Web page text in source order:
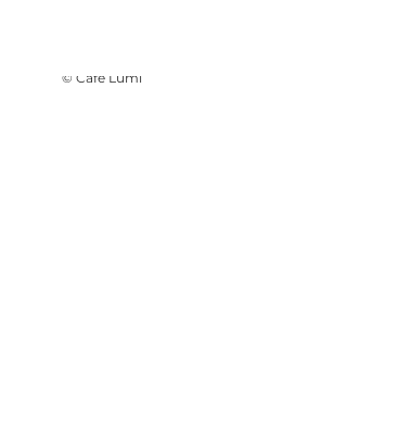
© Café Lumi